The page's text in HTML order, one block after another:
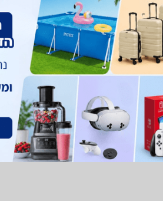
חוו"ד עזרה 0 חוו"ד לא עזרה